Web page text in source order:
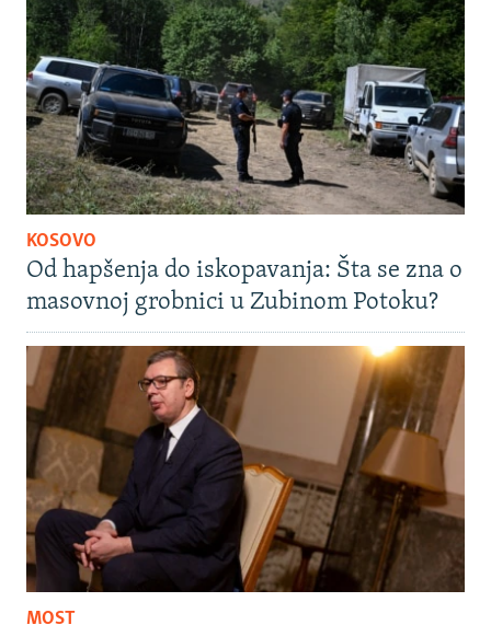
KOSOVO
Od hapšenja do iskopavanja: Šta se zna o
masovnoj grobnici u Zubinom Potoku?
MOST